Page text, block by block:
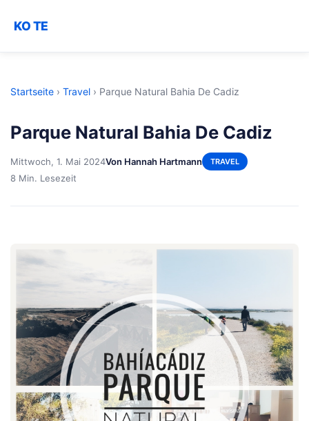
KO TE
Startseite › Travel › Parque Natural Bahia De Cadiz
Parque Natural Bahia De Cadiz
Mittwoch, 1. Mai 2024Von Hannah Hartmann TRAVEL
8 Min. Lesezeit